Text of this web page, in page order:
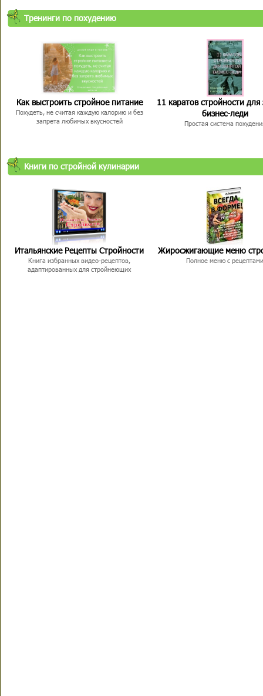
Тренинги по похудению
Как выстроить стройное питание
Похудеть, не считая каждую калорию и без
запрета любимых вкусностей
11 каратов стройности для
бизнес-леди
Простая система
Книги по стройной кулинарии
Итальянские Рецепты Стройности
Книга избранных видео-рецептов,
адаптированных для стройнеющих
Жиросжигающие меню
Полное меню с рецептами